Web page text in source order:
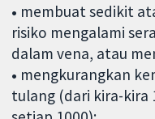
• membuat sedikit
risiko mengalami
dalam vena, atau
• mengkurangkan
tulang (dari kira-kira